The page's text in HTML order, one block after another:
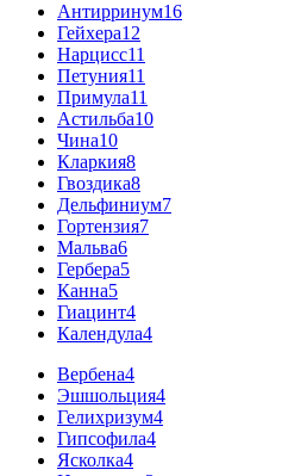
Антирринум16
Гейхера12
Нарцисс11
Петуния11
Примула11
Астильба10
Чина10
Кларкия8
Гвоздика8
Дельфиниум7
Гортензия7
Мальва6
Гербера5
Канна5
Гиацинт4
Календула4
Вербена4
Эшшольция4
Гелихризум4
Гипсофила4
Ясколка4